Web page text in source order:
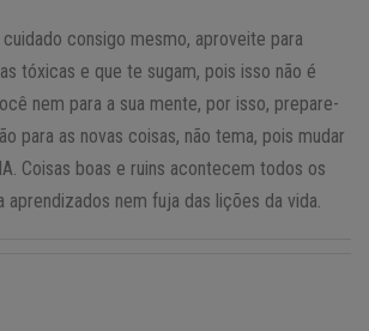
consigo mesmo, aproveite para
tóxicas e que te sugam, pois isso não é
nem para a sua mente, por isso, prepare-
para as novas coisas, não tema, pois mudar
Coisas boas e ruins acontecem todos os
aprendizados nem fuja das lições da vida.